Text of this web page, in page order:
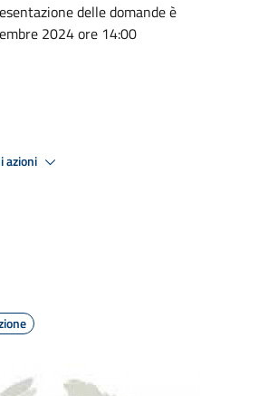
delle domande è
2024 ore 14:00
azioni